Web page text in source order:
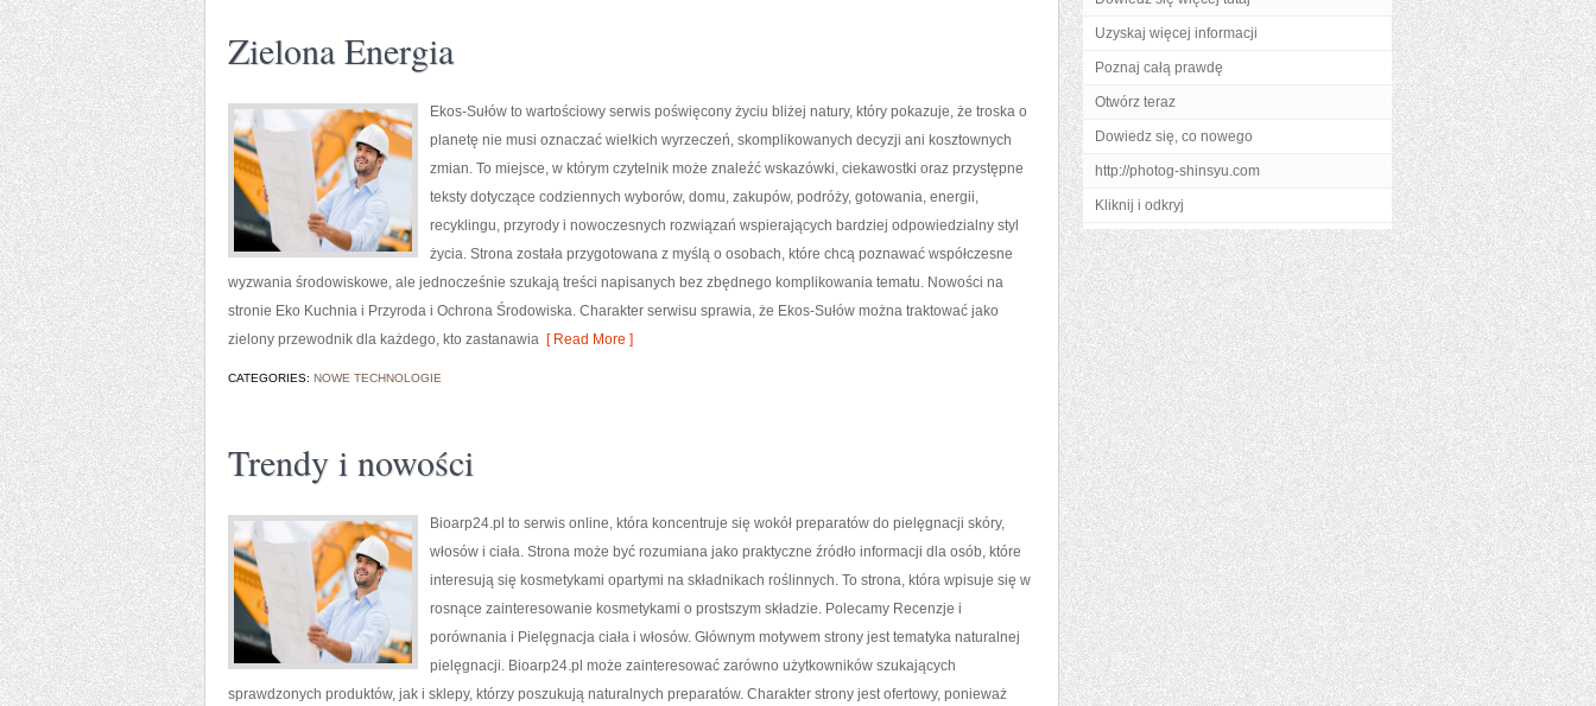
Zielona Energia
Ekos-Sułów to wartościowy serwis poświęcony życiu bliżej natury, który pokazuje, że troska o
planetę nie musi oznaczać wielkich wyrzeczeń, skomplikowanych decyzji ani kosztownych
zmian. To miejsce, w którym czytelnik może znaleźć wskazówki, ciekawostki oraz przystępne
teksty dotyczące codziennych wyborów, domu, zakupów, podróży, gotowania, energii,
recyklingu, przyrody i nowoczesnych rozwiązań wspierających bardziej odpowiedzialny styl
życia. Strona została przygotowana z myślą o osobach, które chcą poznawać współczesne
wyzwania środowiskowe, ale jednocześnie szukają treści napisanych bez zbędnego komplikowania tematu. Nowości na
stronie Eko Kuchnia i Przyroda i Ochrona Środowiska. Charakter serwisu sprawia, że Ekos-Sułów można traktować jako
zielony przewodnik dla każdego, kto zastanawia [ Read More ]
CATEGORIES: NOWE TECHNOLOGIE
Trendy i nowości
Bioarp24.pl to serwis online, która koncentruje się wokół preparatów do pielęgnacji skóry,
włosów i ciała. Strona może być rozumiana jako praktyczne źródło informacji dla osób, które
interesują się kosmetykami opartymi na składnikach roślinnych. To strona, która wpisuje się w
rosnące zainteresowanie kosmetykami o prostszym składzie. Polecamy Recenzje i
porównania i Pielęgnacja ciała i włosów. Głównym motywem strony jest tematyka naturalnej
pielęgnacji. Bioarp24.pl może zainteresować zarówno użytkowników szukających
sprawdzonych produktów, jak i sklepy, którzy poszukują naturalnych preparatów. Charakter strony jest ofertowy, ponieważ
Uzyskaj więcej informacji
Poznaj całą prawdę
Otwórz teraz
Dowiedz się, co nowego
http://photog-shinsyu.com
Kliknij i odkryj